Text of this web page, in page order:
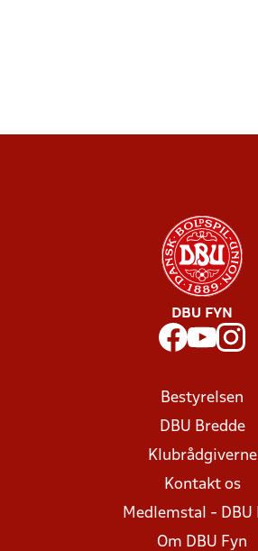
DBU FYN
Bestyrelsen
DBU Bredde
Klubrådgiverne
Kontakt os
Medlemstal - DBU
Om DBU Fyn